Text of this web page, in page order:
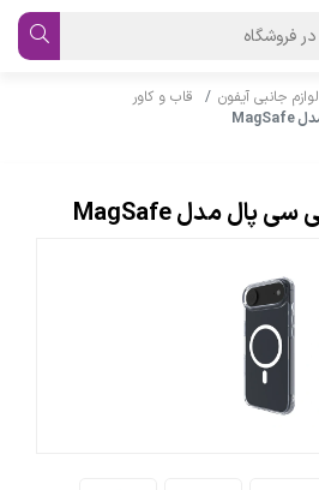
لوازم جانبی آیفون
قاب و کاور